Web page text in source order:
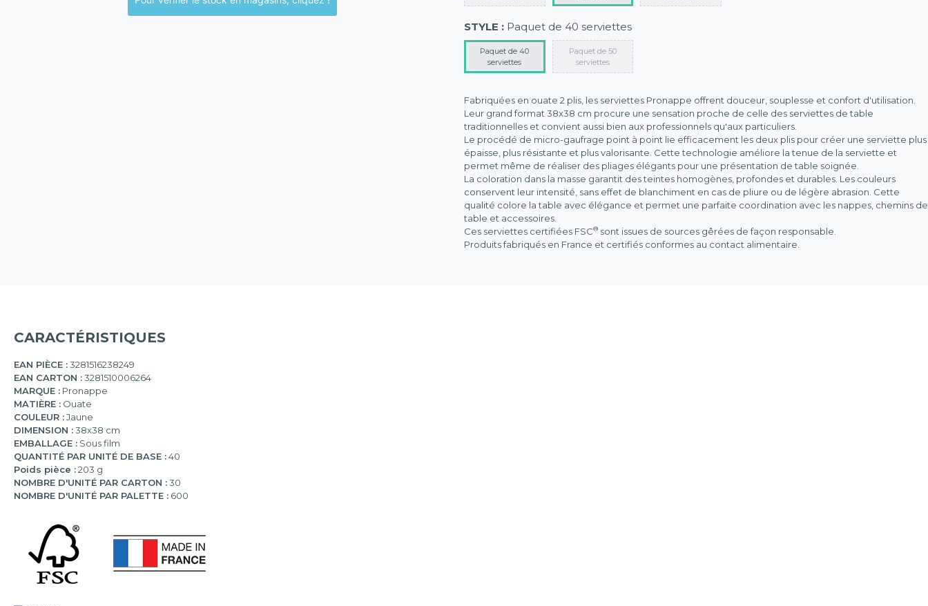
STYLE : Paquet de 40 serviettes
Paquet de 40
serviettes
Paquet de 50
serviettes
Fabriquées en ouate 2 plis, les serviettes Pronappe offrent douceur, souplesse et confort d'utilisation.
Leur grand format 38x38 cm procure une sensation proche de celle des serviettes de table
traditionnelles et convient aussi bien aux professionnels qu'aux particuliers.
Le procédé de micro-gaufrage point à point lie efficacement les deux plis pour créer une serviette plus
épaisse, plus résistante et plus valorisante. Cette technologie améliore la tenue de la serviette et
permet même de réaliser des pliages élégants pour une présentation de table soignée.
La coloration dans la masse garantit des teintes homogènes, profondes et durables. Les couleurs
conservent leur intensité, sans effet de blanchiment en cas de pliure ou de légère abrasion. Cette
qualité colore la table avec élégance et permet une parfaite coordination avec les nappes, chemins de
table et accessoires.
Ces serviettes certifiées FSC® sont issues de sources gêrées de façon responsable.
Produits fabriqués en France et certifiés conformes au contact alimentaire.
CARACTÉRISTIQUES
EAN PIÈCE :3281516238249
EAN CARTON :3281510006264
MARQUE : Pronappe
MATIÈRE : Ouate
COULEUR :Jaune
DIMENSION :38x38 cm
EMBALLAGE : Sous film
QUANTITÉ PAR UNITÉ DE BASE :40
Poids pièce :203 g
NOMBRE D'UNITÉ PAR CARTON :30
NOMBRE D'UNITÉ PAR PALETTE : 600